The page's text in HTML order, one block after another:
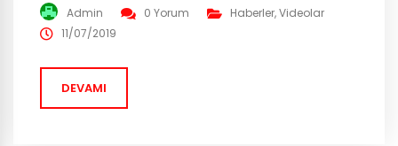
Gith ile oynanabilecek olması. Yeni ırkın dışında
Uprising’e gelecek olan yeniliklerden başlıcaları, 10
haritası, yeni eşyalar ve dahası… Detaylı bilgi için
Neverwinter resmi sitesine göz atabilirsiniz.
Admin 0 Yorum Haberler,Videolar
11/07/2019
DEVAMI